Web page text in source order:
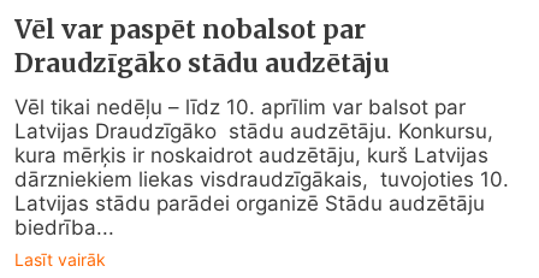
Vēl var paspēt nobalsot par
Draudzīgāko stādu audzētāju
Vēl tikai nedēļu – līdz 10. aprīlim var balsot par
Latvijas Draudzīgāko  stādu audzētāju. Konkursu,
kura mērķis ir noskaidrot audzētāju, kurš Latvijas
dārzniekiem liekas visdraudzīgākais,  tuvojoties 10.
Latvijas stādu parādei organizē Stādu audzētāju
biedrība...
Lasīt vairāk